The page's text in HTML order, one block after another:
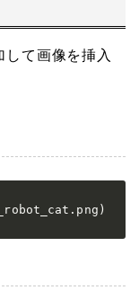
て画像を挿入